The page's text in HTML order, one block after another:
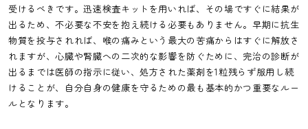
受けるべきです。迅速検査キットを用いれば、その場ですぐに結果が
出るため、不必要な不安を抱え続ける必要もありません。早期に抗生
物質を投与されれば、喉の痛みという最大の苦痛からはすぐに解放さ
れますが、心臓や腎臓への二次的な影響を防ぐために、完治の診断が
出るまでは医師の指示に従い、処方された薬剤を1粒残らず服用し続
けることが、自分自身の健康を守るための最も基本的かつ重要なルー
ルとなります。